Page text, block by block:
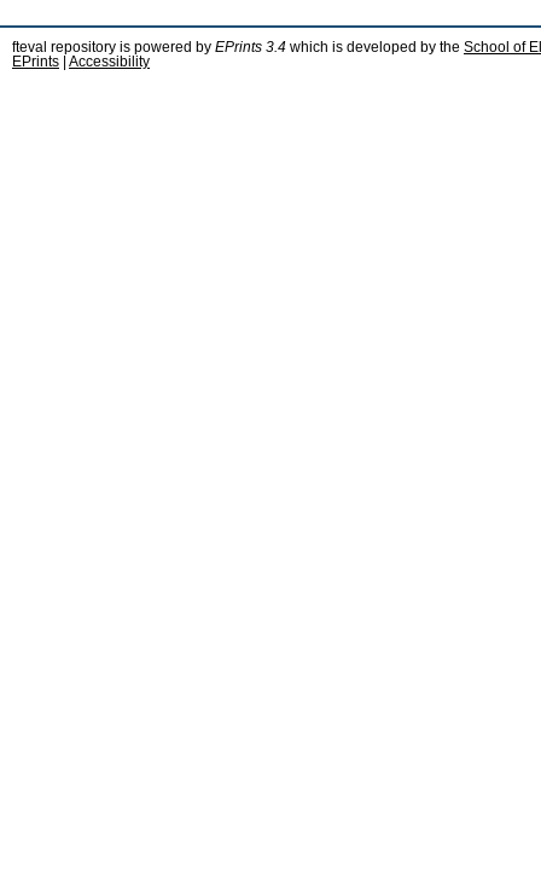
fteval repository is powered by EPrints 3.4 which is developed by the School of
EPrints
Accessibility